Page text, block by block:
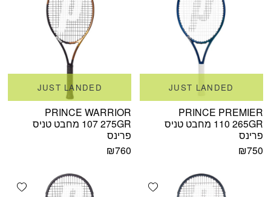
JUST LANDED
PRINCE PREMIER
110 265GR מחבט טניס
פרינס
₪750
JUST LANDED
PRINCE WARRIOR
107 275GR מחבט טניס
פרינס
₪760
Add wishlist